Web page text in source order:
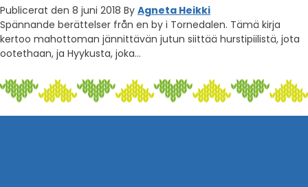
Publicerat den 8 juni 2018 By Agneta Heikki
Spännande berättelser från en by i Tornedalen. Tämä kirja
kertoo mahottoman jännittävän jutun siittää hurstipiilistä, jota
ootethaan, ja Hyykusta, joka…